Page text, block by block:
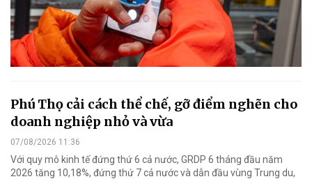
Phú Thọ cải cách thể chế, gỡ điểm nghẽn cho
doanh nghiệp nhỏ và vừa
07/08/2026 11:36
Với quy mô kinh tế đứng thứ 6 cả nước, GRDP 6 tháng đầu năm
2026 tăng 10,18%, đứng thứ 7 cả nước và dẫn đầu vùng Trung du,